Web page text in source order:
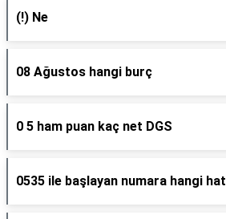
(!) Ne
08 Ağustos hangi burç
0 5 ham puan kaç net DGS
0535 ile başlayan numara hangi hat